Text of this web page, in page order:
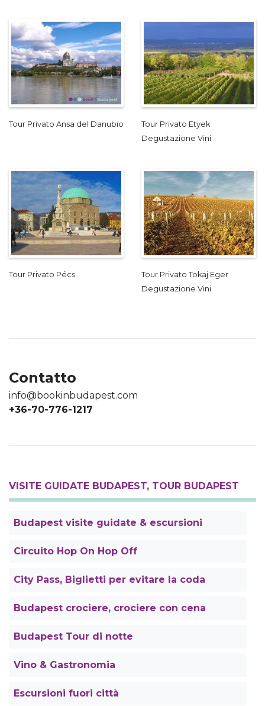
Tour Privato Ansa del Danubio
Tour Privato Etyek
Degustazione Vini
Tour Privato Pécs
Tour Privato Tokaj Eger
Degustazione Vini
Contatto
info@bookinbudapest.com
+36-70-776-1217
VISITE GUIDATE BUDAPEST, TOUR BUDAPEST
Budapest visite guidate & escursioni
Circuito Hop On Hop Off
City Pass, Biglietti per evitare la coda
Budapest crociere, crociere con cena
Budapest Tour di notte
Vino & Gastronomia
Escursioni fuori città